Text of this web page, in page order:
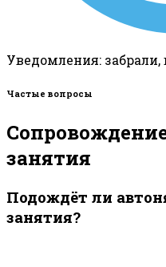
Уведомления: забрали,
Частые вопросы
занятия
Подождёт ли
занятия?